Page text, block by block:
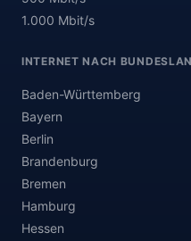
1.000 Mbit/s
INTERNET NACH
Baden-Württemberg
Bayern
Berlin
Brandenburg
Bremen
Hamburg
Hessen